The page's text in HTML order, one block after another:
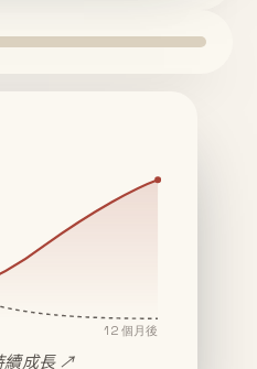
12 個月後
續成長 ↗